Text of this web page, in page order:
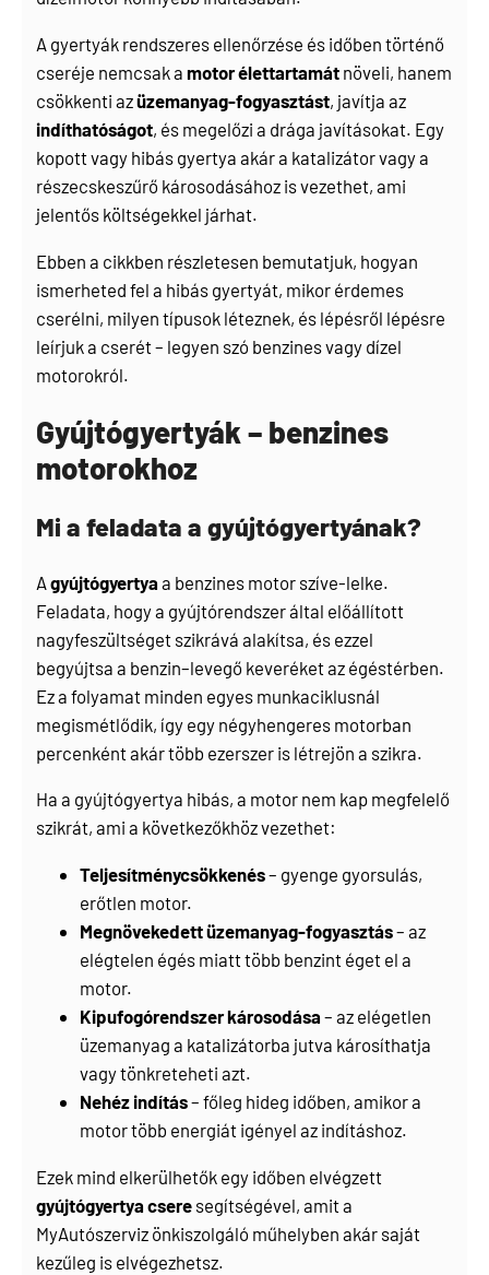
A gyertyák rendszeres ellenőrzése és időben történő
cseréje nemcsak amotor élettartamát növeli, hanem
csökkenti azüzemanyag-fogyasztást, javítja az
indíthatóságot, és megelőzi a drága javításokat. Egy
kopott vagy hibás gyertya akár a katalizátor vagy a
részecskeszűrő károsodásához is vezethet, ami
jelentős költségekkel járhat.
Ebben a cikkben részletesen bemutatjuk, hogyan
ismerheted fel a hibás gyertyát, mikor érdemes
cserélni, milyen típusok léteznek, és lépésről lépésre
leírjuk a cserét – legyen szó benzines vagy dízel
motorokról.
Gyújtógyertyák – benzines
motorokhoz
Mi a feladata a gyújtógyertyának?
Agyújtógyertya a benzines motor szíve-lelke.
Feladata, hogy a gyújtórendszer által előállított
nagyfeszültséget szikrává alakítsa, és ezzel
begyújtsa a benzin–levegő keveréket az égéstérben.
Ez a folyamat minden egyes munkaciklusnál
megismétlődik, így egy négyhengeres motorban
percenként akár több ezerszer is létrejön a szikra.
Ha a gyújtógyertya hibás, a motor nem kap megfelelő
szikrát, ami a következőkhöz vezethet:
Teljesítménycsökkenés– gyenge gyorsulás,
erőtlen motor.
Megnövekedett üzemanyag-fogyasztás– az
elégtelen égés miatt több benzint éget el a
motor.
Kipufogórendszer károsodása – az elégetlen
üzemanyag a katalizátorba jutva károsíthatja
vagy tönkreteheti azt.
Nehéz indítás– főleg hideg időben, amikor a
motor több energiát igényel az indításhoz.
Ezek mind elkerülhetők egy időben elvégzett
gyújtógyertya csere segítségével, amit a
MyAutószerviz önkiszolgáló műhelyben akár saját
kezűleg is elvégezhetsz.